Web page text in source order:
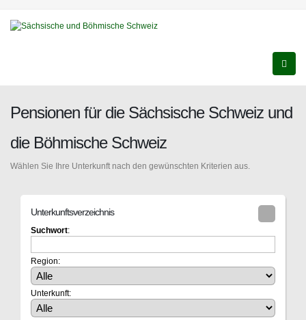
Pensionen für die Sächsische Schweiz und
die Böhmische Schweiz
Wählen Sie Ihre Unterkunft nach den gewünschten Kriterien aus.
Unterkunftsverzeichnis
Suchwort:
Region:
Unterkunft: